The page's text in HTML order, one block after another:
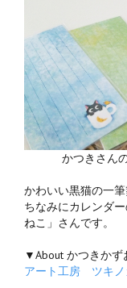
かつきさん
かわいい黒猫の一
ちなみにカレンダ
ねこ」さんです。
▼About かつきかず
アート工房 ツキノ